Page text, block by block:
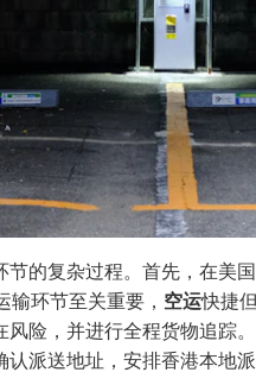
的复杂过程。首先，在美
输环节至关重要， 空运快捷
风险，并进行全程货物追踪
派送地址，安排香港本地